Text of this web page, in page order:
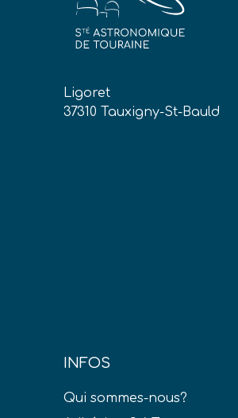
Ligoret
37310 Tauxigny-St-Bauld
INFOS
Qui sommes-nous?